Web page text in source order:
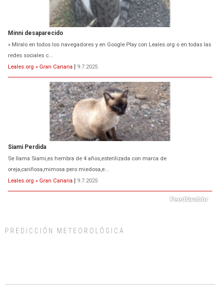
Minni desaparecido
» Míralo en todos los navegadores y en Google Play con Leales.org o en todas las
redes sociales c...
Leales.org » Gran Canaria | 9.7.2025
Siami Perdida
Se llama Siami,es hembra de 4 años,esterilizada con marca de
oreja,cariñosa,mimosa pero miedosa,e...
Leales.org » Gran Canaria | 9.7.2025
días, ella incluida...
PREDICCIÓN METEOROLÓGICA